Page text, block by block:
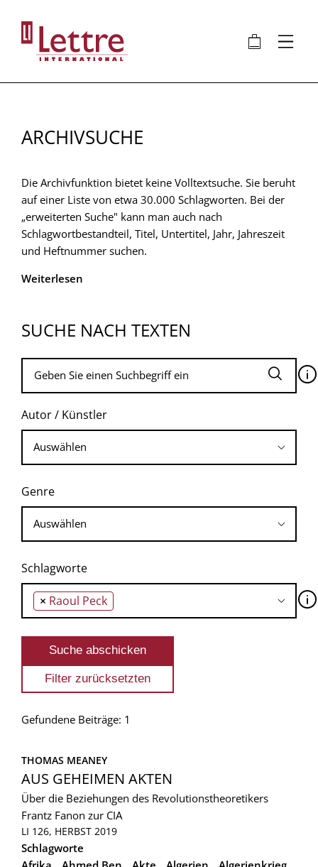
Inhalt
🛍 ⋮
ARCHIVSUCHE
Die Archivfunktion bietet keine Volltextsuche. Sie beruht
auf einer Liste von etwa 30.000 Schlagworten. Bei der
„erweiterten Suche" kann man auch nach
Schlagwortbestandteil, Titel, Untertitel, Jahr, Jahreszeit
und Heftnummer suchen.
Weiterlesen
SUCHE NACH TEXTEN
🛈
Autor / Künstler
Genre
Schlagworte
× Raoul Peck 🛈
Gefundene Beiträge: 1
THOMAS MEANEY
AUS GEHEIMEN AKTEN
Über die Beziehungen des Revolutionstheoretikers
Frantz Fanon zur CIA
LI 126, HERBST 2019
Schlagworte